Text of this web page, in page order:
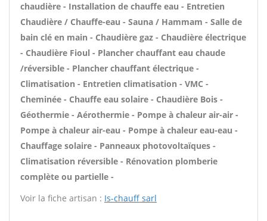
chaudière - Installation de chauffe eau - Entretien
Chaudière / Chauffe-eau - Sauna / Hammam - Salle de
bain clé en main - Chaudière gaz - Chaudière électrique
- Chaudière Fioul - Plancher chauffant eau chaude
/réversible - Plancher chauffant électrique -
Climatisation - Entretien climatisation - VMC -
Cheminée - Chauffe eau solaire - Chaudière Bois -
Géothermie - Aérothermie - Pompe à chaleur air-air -
Pompe à chaleur air-eau - Pompe à chaleur eau-eau -
Chauffage solaire - Panneaux photovoltaïques -
Climatisation réversible - Rénovation plomberie
complète ou partielle -
Voir la fiche artisan : Is-chauff sarl